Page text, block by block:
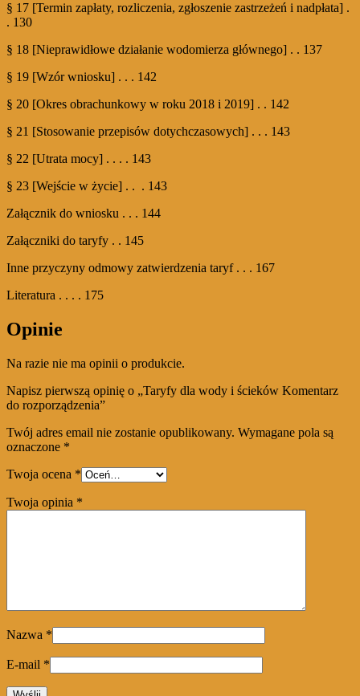
§ 17 [Termin zapłaty, rozliczenia, zgłoszenie zastrzeżeń i nadpłata] .
. 130
§ 18 [Nieprawidłowe działanie wodomierza głównego] . . 137
§ 19 [Wzór wniosku] . . . 142
§ 20 [Okres obrachunkowy w roku 2018 i 2019] . . 142
§ 21 [Stosowanie przepisów dotychczasowych] . . . 143
§ 22 [Utrata mocy] . . . . 143
§ 23 [Wejście w życie] . . . 143
Załącznik do wniosku . . . 144
Załączniki do taryfy . . 145
Inne przyczyny odmowy zatwierdzenia taryf . . . 167
Literatura . . . . 175
Opinie
Na razie nie ma opinii o produkcie.
Napisz pierwszą opinię o „Taryfy dla wody i ścieków Komentarz
do rozporządzenia”
Twój adres email nie zostanie opublikowany. Wymagane pola są
oznaczone *
Twoja ocena *
Twoja opinia *
Nazwa *
E-mail *